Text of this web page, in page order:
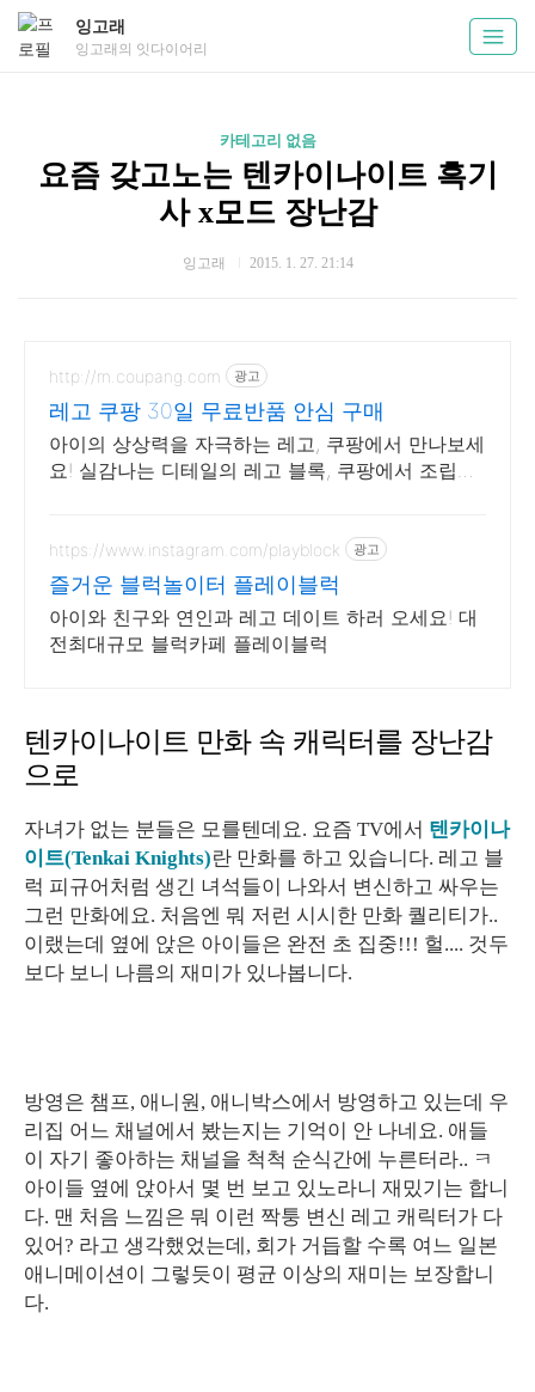
잉고래
잉고래의 잇다이어리
카테고리 없음
요즘 갖고노는 텐카이나이트 흑기
사 x모드 장난감
잉고래 2015. 1. 27. 21:14
http://m.coupang.com 광고
레고 쿠팡 30일 무료반품 안심 구매
아이의 상상력을 자극하는 레고, 쿠팡에서 만나보세
요! 실감나는 디테일의 레고 블록, 쿠팡에서 조립하
https://www.instagram.com/playblock 광고
즐거운 블럭놀이터 플레이블럭
아이와 친구와 연인과 레고 데이트 하러 오세요! 대
전최대규모 블럭카페 플레이블럭
텐카이나이트 만화 속 캐릭터를 장난감
으로
자녀가 없는 분들은 모를텐데요. 요즘 TV에서 텐카이나
이트(Tenkai Knights)란 만화를 하고 있습니다. 레고 블
럭 피규어처럼 생긴 녀석들이 나와서 변신하고 싸우는
그런 만화에요. 처음엔 뭐 저런 시시한 만화 퀄리티가..
이랬는데 옆에 앉은 아이들은 완전 초 집중!!! 헐.... 것두
보다 보니 나름의 재미가 있나봅니다.
방영은 챔프, 애니원, 애니박스에서 방영하고 있는데 우
리집 어느 채널에서 봤는지는 기억이 안 나네요. 애들
이 자기 좋아하는 채널을 척척 순식간에 누른터라.. ㅋ
아이들 옆에 앉아서 몇 번 보고 있노라니 재밌기는 합니
다. 맨 처음 느낌은 뭐 이런 짝퉁 변신 레고 캐릭터가 다
있어? 라고 생각했었는데, 회가 거듭할 수록 여느 일본
애니메이션이 그렇듯이 평균 이상의 재미는 보장합니
다.